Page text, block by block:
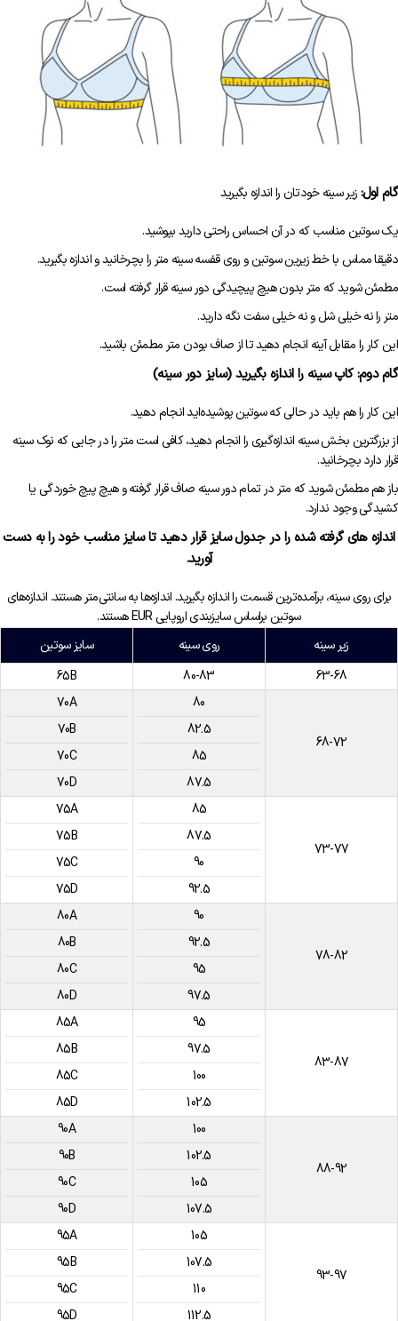
گام اول:زیر سینه خودتان را اندازه بگیرید
یک سوتین مناسب که در آن احساس راحتی دارید بپوشید.
دقیقا مماس با خط زیرین سوتین و روی قفسه سینه متر را بچرخانید و اندازه بگیرید.
مطمئن شوید که متر بدون هیچ پیچیدگی دور سینه قرار گرفته است.
متر را نه خیلی شل و نه خیلی سفت نگه دارید.
این کار را مقابل آینه انجام دهید تا از صاف بودن متر مطمئن باشید.
گام دوم: کاپ سینه را اندازه بگیرید (سایز دور سینه)
این کار را هم باید در حالی که سوتین پوشیده‌اید انجام دهید.
از بزرگترین بخش سینه اندازه‌گیری را انجام دهید، کافی است متر را در جایی که نوک سینه
قرار دارد بچرخانید.
باز هم مطمئن شوید که متر در تمام دور سینه صاف قرار گرفته و هیچ پیچ خوردگی یا
کشیدگی وجود ندارد.
اندازه های گرفته شده را در جدول سایز قرار دهید تا سایز مناسب خود را به دست
آورید.
برای روی سینه، برآمده‌ترین قسمت را اندازه بگیرید. اندازه‌ها به سانتی‌متر هستند. اندازه‌های
سوتین براساس سایزبندی اروپایی EUR هستند.
زیر سینه
روی سینه
سایز سوتین
63-68
80-83
65B
68-72
80
82.5
85
87.5
70A
70B
70C
70D
73-77
85
87.5
90
92.5
75A
75B
75C
75D
78-82
90
92.5
95
97.5
80A
80B
80C
80D
83-87
95
97.5
100
102.5
85A
85B
85C
85D
88-92
100
102.5
105
107.5
90A
90B
90C
90D
93-97
105
107.5
110
112.5
95A
95B
95C
95D